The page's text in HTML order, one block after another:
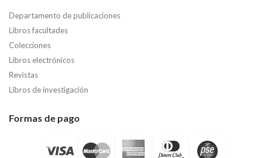
Departamento de publicaciones
Libros facultades
Colecciones
Libros electrónicos
Revistas
Libros de investigación
Formas de pago